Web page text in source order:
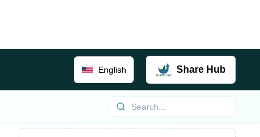
English Share Hub